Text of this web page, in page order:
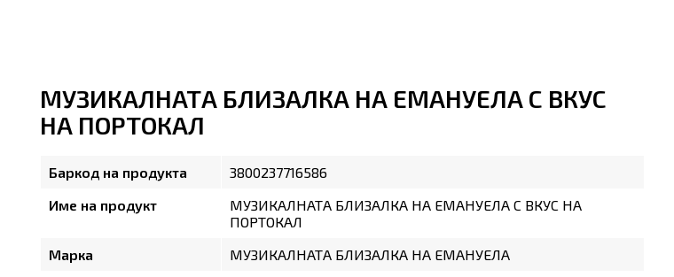
МУЗИКАЛНАТА БЛИЗАЛКА НА ЕМАНУЕЛА С ВКУС
НА ПОРТОКАЛ
Баркод на продукта
3800237716586
Име на продукт
МУЗИКАЛНАТА БЛИЗАЛКА НА ЕМАНУЕЛА С ВКУС НА
ПОРТОКАЛ
Марка
МУЗИКАЛНАТА БЛИЗАЛКА НА ЕМАНУЕЛА